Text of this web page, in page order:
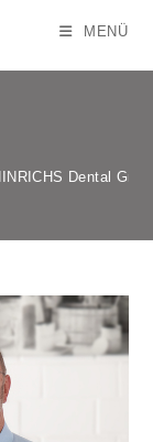
MENÜ
Dental